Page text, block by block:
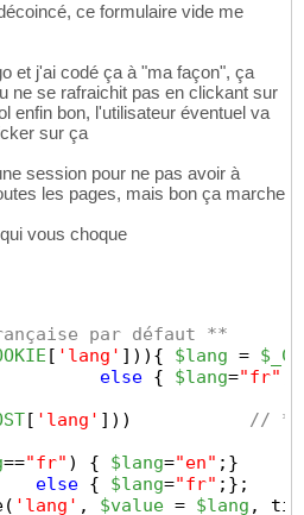
ce formulaire vide me
et j'ai codé ça à "ma façon", ça
ne se rafraichit pas en clickant sur
enfin bon, l'utilisateur éventuel va
sur ça
session pour ne pas avoir à
les pages, mais bon ça marche
vous choque
par défaut **
[ 'lang' ] ) ) { $lang =
else { $lang="fr"
[ 'lang' ] ) )
// **
=="fr" ) { $lang="en" ; }
else { $lang="fr" ; } ;
( 'lang' , $value = $lang ,